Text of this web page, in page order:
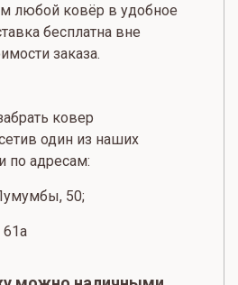
любой ковёр в удобное
бесплатна вне
заказа.
ковер
один из наших
по адресам:
50;
61а